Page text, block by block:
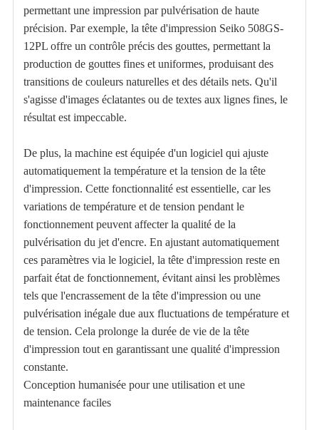
permettant une impression par pulvérisation de haute
précision. Par exemple, la tête d'impression Seiko 508GS-
12PL offre un contrôle précis des gouttes, permettant la
production de gouttes fines et uniformes, produisant des
transitions de couleurs naturelles et des détails nets. Qu'il
s'agisse d'images éclatantes ou de textes aux lignes fines, le
résultat est impeccable.
De plus, la machine est équipée d'un logiciel qui ajuste
automatiquement la température et la tension de la tête
d'impression. Cette fonctionnalité est essentielle, car les
variations de température et de tension pendant le
fonctionnement peuvent affecter la qualité de la
pulvérisation du jet d'encre. En ajustant automatiquement
ces paramètres via le logiciel, la tête d'impression reste en
parfait état de fonctionnement, évitant ainsi les problèmes
tels que l'encrassement de la tête d'impression ou une
pulvérisation inégale due aux fluctuations de température et
de tension. Cela prolonge la durée de vie de la tête
d'impression tout en garantissant une qualité d'impression
constante.
Conception humanisée pour une utilisation et une
maintenance faciles